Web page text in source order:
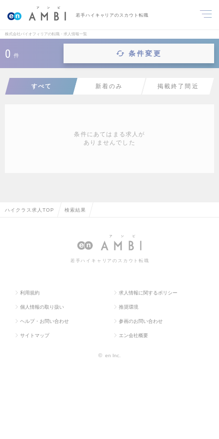
若手ハイキャリアのスカウト転職
株式会社バイオフィリアの転職・求人情報一覧
0 件 条件変更
すべて 新着のみ 掲載終了間近
条件にあてはまる求人が
ありませんでした
ハイクラス求人TOP 検索結果
若手ハイキャリアのスカウト転職
利用規約 求人情報に関するポリシー
個人情報の取り扱い 推奨環境
ヘルプ・お問い合わせ 参画のお問い合わせ
サイトマップ エン会社概要
© en Inc.